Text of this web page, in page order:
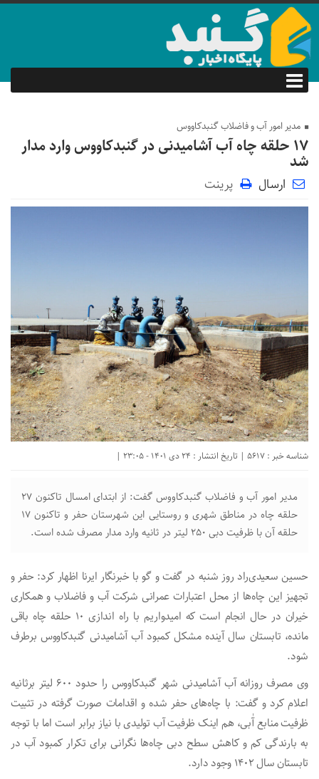
مدیر امور آب و فاضلاب گنبدکاووس
۱۷ حلقه چاه آب آشامیدنی در گنبدکاووس وارد مدار
شد
ارسال پرینت
شناسه خبر : 5617 | تاریخ انتشار : 24 دی 1401 - 23:05 |
مدیر امور آب و فاضلاب گنبدکاووس گفت: از ابتدای امسال تاکنون ۲۷
حلقه چاه در مناطق شهری و روستایی این شهرستان حفر و تاکنون ۱۷
حلقه آن با ظرفیت دبی ۲۵۰ لیتر در ثانیه وارد مدار مصرف شده است.
حسین سعیدی‌راد روز شنبه در گفت و گو با خبرنگار ایرنا اظهار کرد: حفر و
تجهیز این چاه‌ها از محل اعتبارات عمرانی شرکت آب و فاضلاب و همکاری
خیران در حال انجام است که امیدواریم با راه اندازی ۱۰ حلقه چاه‌ باقی
مانده، تابستان سال آینده مشکل کمبود آب آشامیدنی گنبدکاووس برطرف
شود.
وی مصرف روزانه آب آشامیدنی شهر گنبدکاووس را حدود ۶۰۰ لیتر برثانیه
اعلام کرد و گفت: با چاه‌های حفر شده و اقدامات صورت گرفته در تثبیت
ظرفیت منابع آٰبی، هم اینک ظرفیت آب تولیدی با نیاز برابر است اما با توجه
به بارندگی کم و کاهش سطح دبی چاه‌ها نگرانی برای تکرار کمبود آب در
تابستان سال ۱۴۰۲ وجود دارد.